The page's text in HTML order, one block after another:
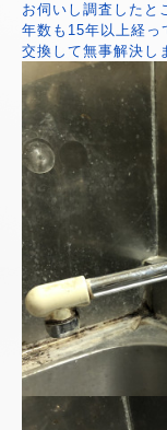
お伺いし調査したと
年数も15年以上経っ
交換して無事解決し